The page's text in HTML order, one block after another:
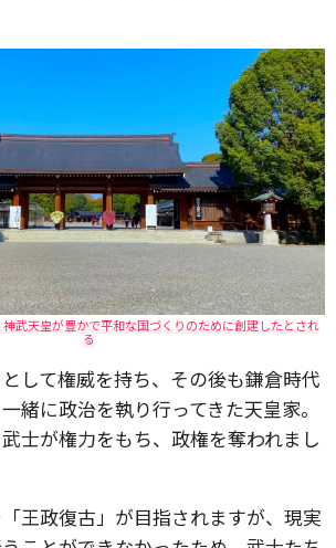
武天皇が豊かで平和な国づくりのために創建したとされ
る
して権威を持ち、その後も鎌倉時代
緒に政治を執り行ってきた天皇家。
士が権力をもち、政権を奪われまし
王政復古」が目指されますが、現実